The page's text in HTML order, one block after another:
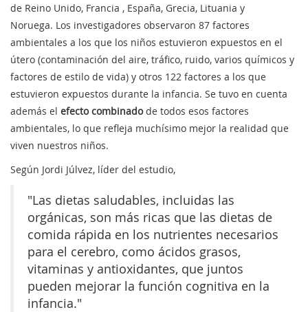
de Reino Unido, Francia , España, Grecia, Lituania y
Noruega. Los investigadores observaron 87 factores
ambientales a los que los niños estuvieron expuestos en el
útero (contaminación del aire, tráfico, ruido, varios químicos y
factores de estilo de vida) y otros 122 factores a los que
estuvieron expuestos durante la infancia. Se tuvo en cuenta
además el efecto combinadode todos esos factores
ambientales, lo que refleja muchísimo mejor la realidad que
viven nuestros niños.
Según Jordi Júlvez, líder del estudio,
"Las dietas saludables, incluidas las
orgánicas, son más ricas que las dietas de
comida rápida en los nutrientes necesarios
para el cerebro, como ácidos grasos,
vitaminas y antioxidantes, que juntos
pueden mejorar la función cognitiva en la
infancia."